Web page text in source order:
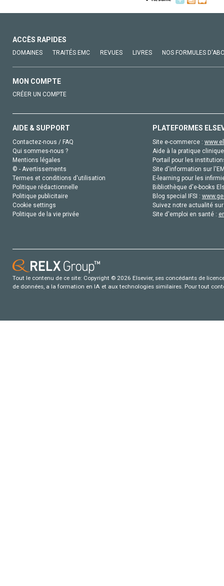
ACCÈS RAPIDES
DOMAINES TRAITÉS EMC REVUES LIVRES NOS FORMULES
MON COMPTE
CRÉER UN COMPTE
AIDE & SUPPORT
Contactez-nous / FAQ
Qui sommes-nous ?
Mentions légales
© - Avertissements
Termes et conditions d'utilisation
Politique rédactionnelle
Politique publicitaire
Cookie settings
Politique de la vie privée
PLATEFORMES
Site e-commerce :
Aide à la pratique
Portail pour les
Site d'information sur
E-learning pour les
Bibliothèque d'e-books
Blog special IFSI :
Suivez notre actualité
Site d'emploi en santé :
Tout le contenu de ce site: Copyright © 2026 Elsevier, ses concédants de
de données, a la formation en IA et aux technologies similaires. Pour tout